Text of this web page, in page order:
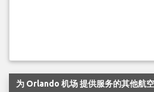
为 Orlando 机场 提供服务的其他航